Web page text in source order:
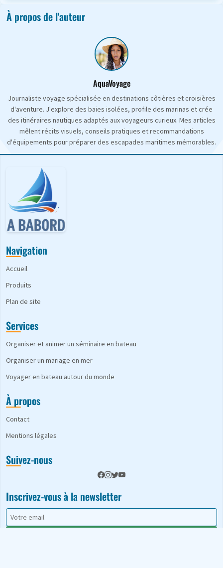
À propos de l'auteur
AquaVoyage
Journaliste voyage spécialisée en destinations côtières et croisières
d'aventure. J'explore des baies isolées, profile des marinas et crée
des itinéraires nautiques adaptés aux voyageurs curieux. Mes articles
mêlent récits visuels, conseils pratiques et recommandations
d'équipements pour préparer des escapades maritimes mémorables.
Navigation
Accueil
Produits
Plan de site
Services
Organiser et animer un séminaire en bateau
Organiser un mariage en mer
Voyager en bateau autour du monde
À propos
Contact
Mentions légales
Suivez-nous
Inscrivez-vous à la newsletter